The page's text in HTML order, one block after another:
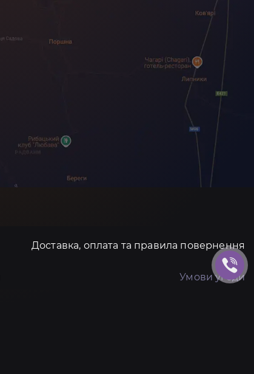
Доставка, оплата та правила повернення
Умови угоди